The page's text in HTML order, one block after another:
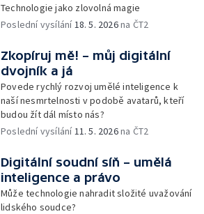
Technologie jako zlovolná magie
Poslední vysílání18. 5. 2026na ČT2
Zkopíruj mě! – můj digitální
dvojník a já
Povede rychlý rozvoj umělé inteligence k
naší nesmrtelnosti v podobě avatarů, kteří
budou žít dál místo nás?
Poslední vysílání11. 5. 2026na ČT2
Digitální soudní síň – umělá
inteligence a právo
Může technologie nahradit složité uvažování
lidského soudce?